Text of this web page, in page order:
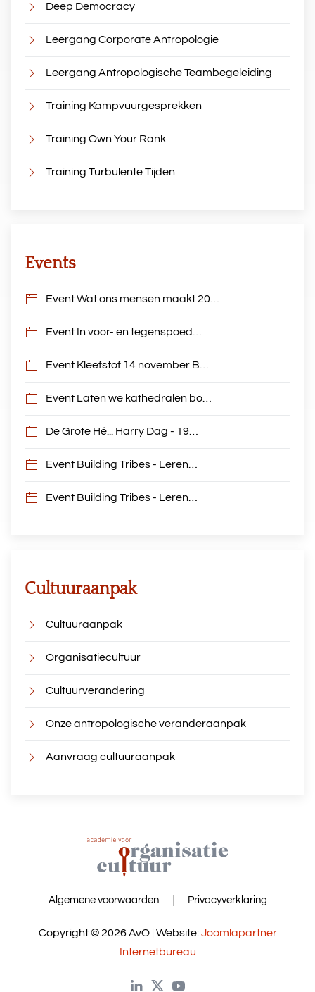
Deep Democracy
Leergang Corporate Antropologie
Leergang Antropologische Teambegeleiding
Training Kampvuurgesprekken
Training Own Your Rank
Training Turbulente Tijden
Events
Event Wat ons mensen maakt 20…
Event In voor- en tegenspoed…
Event Kleefstof 14 november B…
Event Laten we kathedralen bo…
De Grote Hé... Harry Dag - 19…
Event Building Tribes - Leren…
Event Building Tribes - Leren…
Cultuuraanpak
Cultuuraanpak
Organisatiecultuur
Cultuurverandering
Onze antropologische veranderaanpak
Aanvraag cultuuraanpak
Algemene voorwaarden Privacyverklaring
Copyright © 2026 AvO | Website:Joomlapartner
Internetbureau